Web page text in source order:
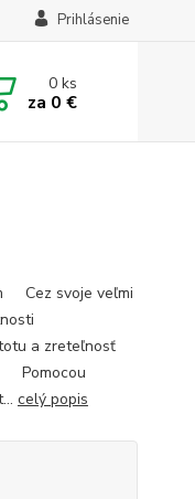
Prihlásenie
0ks
za 0 €
Cez svoje veľmi
a zreteľnosť
Pomocou
celý popis